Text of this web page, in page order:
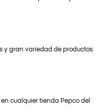
y gran variedad de productos.
cualquier tienda Pepco del